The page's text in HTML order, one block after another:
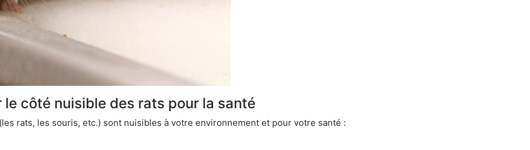
le côté nuisible des rats pour la santé
rats, les souris, etc.) sont nuisibles à votre environnement et pour votre santé :